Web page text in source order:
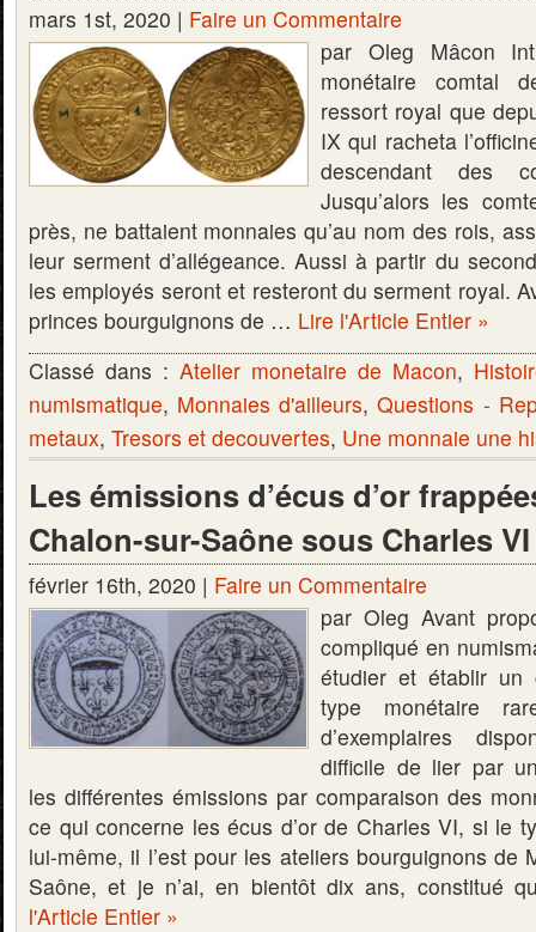
mars 1st, 2020 | Faire un Commentaire
par Oleg Mâcon
monétaire comtal
ressort royal que
IX qui racheta
descendant des
Jusqu’alors les
près, ne battaient monnaies qu’au nom des rois,
leur serment d’allégeance. Aussi à partir du
les employés seront et resteront du serment royal.
princes bourguignons de … Lire l'Article Entier »
Classé dans : Atelier monetaire de Macon,
numismatique, Monnaies d'ailleurs,Questions -
metaux, Tresors et decouvertes, Une monnaie une
Les émissions d’écus d’or
Chalon-sur-Saône sous Charles
février 16th, 2020 | Faire un Commentaire
par Oleg Avant
compliqué en
étudier et établir un
type monétaire
d’exemplaires
difficile de lier par
les différentes émissions par comparaison des
ce qui concerne les écus d’or de Charles VI, si le
lui-même, il l’est pour les ateliers bourguignons de
Saône, et je n’ai, en bientôt dix ans, constitué
l'Article Entier »